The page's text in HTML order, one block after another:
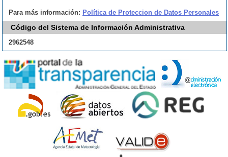
Para más información: Política de Proteccion de Datos Personales
Código del Sistema de Información Administrativa
2962548